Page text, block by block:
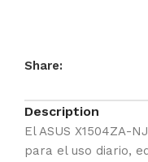
Share:
Description
El ASUS X1504ZA-
para el uso diario,